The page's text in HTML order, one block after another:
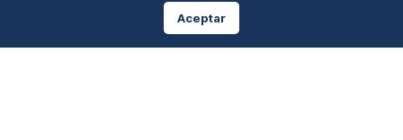
Aceptar